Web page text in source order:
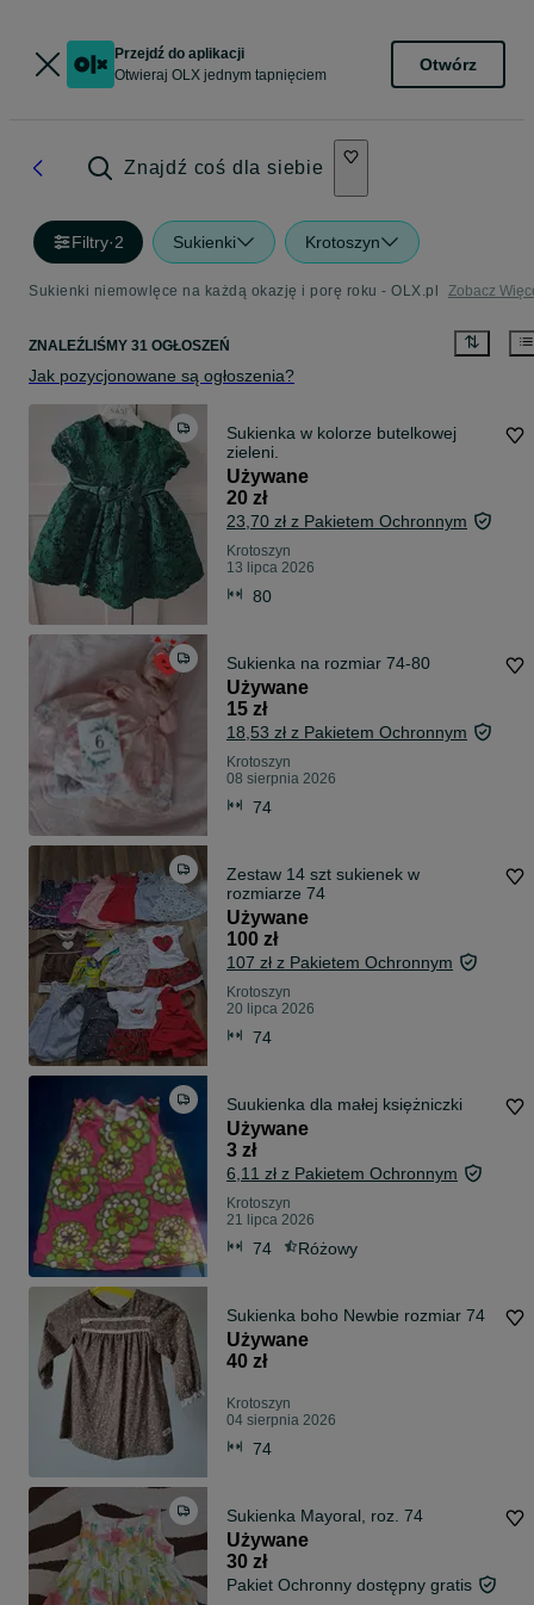
Przejdź do aplikacji
Otwieraj OLX jednym tapnięciem
Otwórz
Znajdź coś dla siebie
Filtry·2 Sukienki Krotoszyn
Sukienki niemowlęce na każdą okazję i porę roku - OLX.pl Zobacz
ZNALEŹLIŚMY 31 OGŁOSZEŃ
Jak pozycjonowane są ogłoszenia?
Sukienka w kolorze butelkowej
zieleni.
Używane
20 zł
23,70 zł z Pakietem Ochronnym
Krotoszyn
13 lipca 2026
80
Sukienka na rozmiar 74-80
Używane
15 zł
18,53 zł z Pakietem Ochronnym
Krotoszyn
08 sierpnia 2026
74
Zestaw 14 szt sukienek w
rozmiarze 74
Używane
100 zł
107 zł z Pakietem Ochronnym
Krotoszyn
20 lipca 2026
74
Suukienka dla małej księżniczki
Używane
3 zł
6,11 zł z Pakietem Ochronnym
Krotoszyn
21 lipca 2026
74 Różowy
Sukienka boho Newbie rozmiar 74
Używane
40 zł
Krotoszyn
04 sierpnia 2026
74
Sukienka Mayoral, roz. 74
Używane
30 zł
Pakiet Ochronny dostępny gratis